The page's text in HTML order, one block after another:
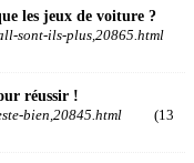
les jeux de voiture ?
sont-ils-plus,20865.html
réussir !
bien,20845.html (13